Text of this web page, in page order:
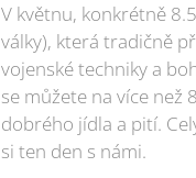
V květnu, konkrétně
války), která tradičně
vojenské techniky a
se můžete na více než
dobrého jídla a pití.
si ten den s námi.